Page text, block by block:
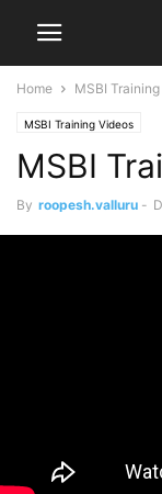
Home MSBI
MSBI Training Videos
MSBI
By roopesh.valluru -